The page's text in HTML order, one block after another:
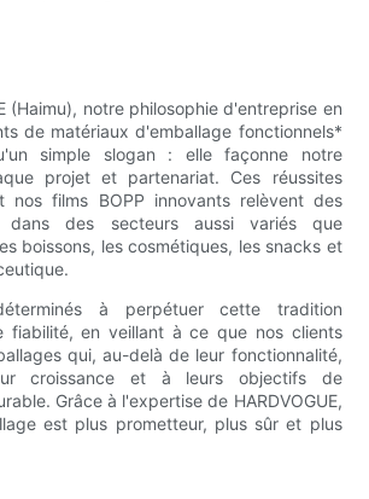
(Haimu), notre philosophie d'entreprise en
de matériaux d'emballage fonctionnels*
simple slogan : elle façonne notre
projet et partenariat. Ces réussites
nos films BOPP innovants relèvent des
dans des secteurs aussi variés que
boissons, les cosmétiques, les snacks et
à perpétuer cette tradition
fiabilité, en veillant à ce que nos clients
qui, au-delà de leur fonctionnalité,
croissance et à leurs objectifs de
Grâce à l'expertise de HARDVOGUE,
est plus prometteur, plus sûr et plus